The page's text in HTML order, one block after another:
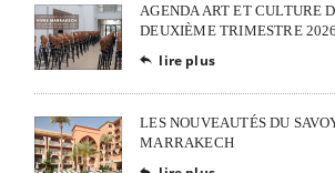
AGENDA ART ET CULTURE
DEUXIÈME TRIMESTRE 2026
 lire plus
LES NOUVEAUTÉS DU
MARRAKECH